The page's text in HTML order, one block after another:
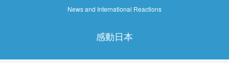
News and International Reactions
感動日本